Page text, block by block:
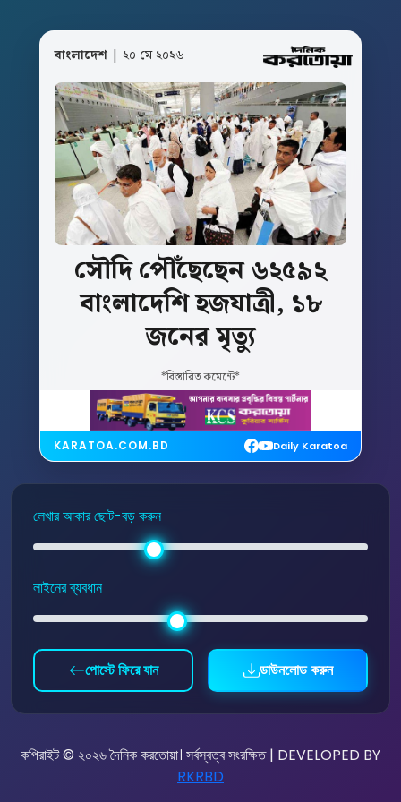
বাংলাদেশ | ২০ মে ২০২৬
সৌদিপৌঁছেছেন৬২৫৯২
বাংলাদেশিহজযাত্রী, ১৮
জনেরমৃত্যু
*বিস্তারিত কমেন্টে*
KARATOA.COM.BD Daily Karatoa
লেখার আকার ছোট-বড় করুন
লাইনের ব্যবধান
পোস্টে ফিরে যান ডাউনলোড করুন
কপিরাইট © ২০২৬ দৈনিক করতোয়া। সর্বস্বত্ব সংরক্ষিত | DEVELOPED BY
RKRBD